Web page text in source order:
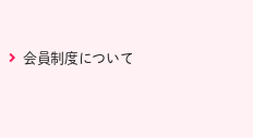
会員制度について